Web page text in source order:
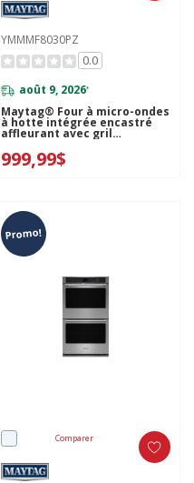
YMMMF8030PZ
0.0
août 9, 2026*
Maytag® Four à micro-ondes
à hotte intégrée encastré
affleurant avec gril
999,99$
Promo!
Comparer